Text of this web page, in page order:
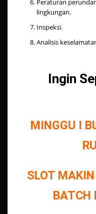
Peraturan
lingkungan.
Inspeksi.
Analisis
Ingin
MINGGU I
SLOT
BATCH